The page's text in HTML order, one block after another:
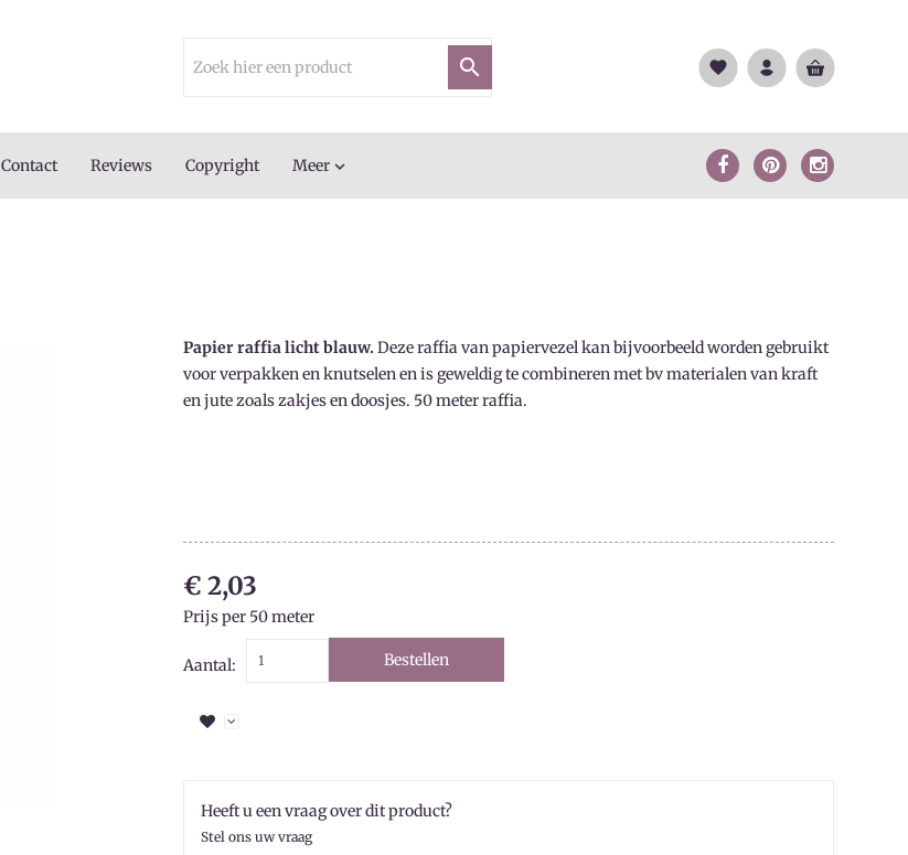
favorite

Contact Reviews Copyright Meer 
Papier raffia licht blauw. Deze raffia van papiervezel kan bijvoorbeeld worden gebruikt
voor verpakken en knutselen en is geweldig te combineren met bv materialen van kraft
en jute zoals zakjes en doosjes. 50 meter raffia.
€ 2,03
Prijs per 50 meter
Aantal: Bestellen
Heeft u een vraag over dit product?
Stel ons uw vraag